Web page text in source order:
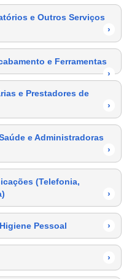
e Outros Serviços
›
e Ferramentas
›
e Prestadores de
›
e Administradoras
›
(Telefonia,
›
Pessoal ›
›